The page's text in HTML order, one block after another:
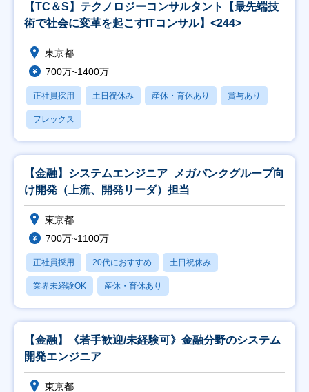
【TC＆S】テクノロジーコンサルタント【最先端技
術で社会に変革を起こすITコンサル】<244>
東京都
700万~1400万
正社員採用 土日祝休み 産休・育休あり 賞与あり
フレックス
【金融】システムエンジニア_メガバンクグループ向
け開発（上流、開発リーダ）担当
東京都
700万~1100万
正社員採用 20代におすすめ 土日祝休み
業界未経験OK 産休・育休あり
【金融】《若手歓迎/未経験可》金融分野のシステム
開発エンジニア
東京都